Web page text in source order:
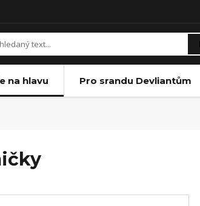
na hlavu Pro srandu Devliantům